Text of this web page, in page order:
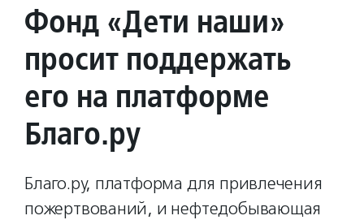
Фонд «Дети наши»
просит поддержать
его на платформе
Благо.ру
Благо.ру, платформа для привлечения
пожертвований, и нефтедобывающая